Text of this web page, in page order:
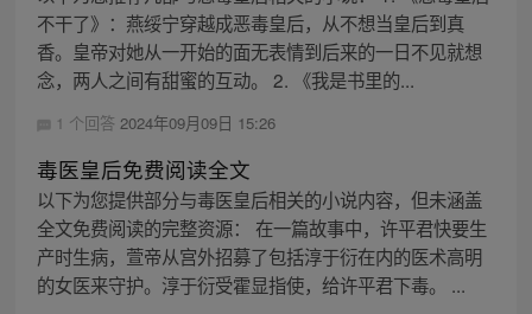
不干了》：燕绥宁穿越成恶毒皇后，从不想当皇后到真
香。皇帝对她从一开始的面无表情到后来的一日不见就想
念，两人之间有甜蜜的互动。 2. 《我是书里的...
1 个回答 2024年09月09日 15:26
毒医皇后免费阅读全文
以下为您提供部分与毒医皇后相关的小说内容，但未涵盖
全文免费阅读的完整资源： 在一篇故事中，许平君快要生
产时生病，萱帝从宫外招募了包括淳于衍在内的医术高明
的女医来守护。淳于衍受霍显指使，给许平君下毒。 ...